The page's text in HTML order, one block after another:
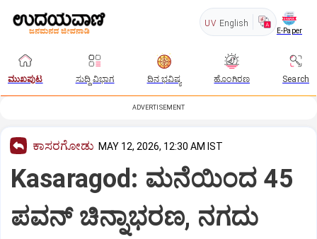
UV English
E-Paper
ಮುಖಪುಟ ಸುದ್ದಿ ವಿಭಾಗ ದಿನ ಭವಿಷ್ಯ ಹೊಂಗಿರಣ Search
ADVERTISEMENT
ಕಾಸರಗೋಡು MAY 12, 2026, 12:30 AM IST
Kasaragod: ಮನೆಯಿಂದ 45
ಪವನ್‌ ಚಿನ್ನಾಭರಣ, ನಗದು